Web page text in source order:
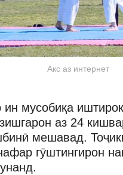
Акс аз интернет
ин мусобиқа
аз 24
мешавад.
гӯштингирон